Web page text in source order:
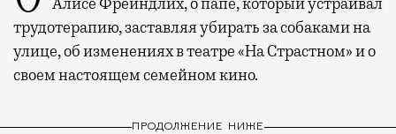
трудотерапию, заставляя убирать за собаками на
улице, об изменениях в театре «На Страстном» и о
своем настоящем семейном кино.
ПРОДОЛЖЕНИЕ НИЖЕ